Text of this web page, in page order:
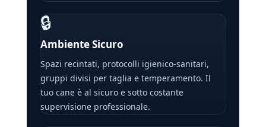
🔒
Ambiente Sicuro
Spazi recintati, protocolli igienico-sanitari,
gruppi divisi per taglia e temperamento. Il
tuo cane è al sicuro e sotto costante
supervisione professionale.